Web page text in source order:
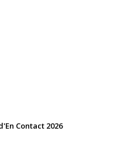
Contact 2026